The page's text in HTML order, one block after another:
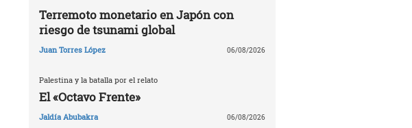
Terremoto monetario en Japón con
riesgo de tsunami global
Juan Torres López 06/08/2026
Palestina y la batalla por el relato
El «Octavo Frente»
Jaldía Abubakra 06/08/2026